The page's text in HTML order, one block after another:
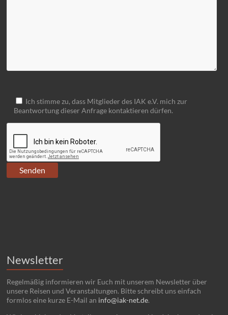
Ich stimme zu, dass Mitglieder des IAK e.V. mich zur
Beantwortung dieser Anfrage kontaktieren dürfen.
Newsletter
Regelmäßig informieren wir Euch mit unserem Newsletter über
unsere Reisen und Veranstaltungen. Bitte schreibt uns einfach
formlos eine kurze E-Mail an info@iak-net.de.